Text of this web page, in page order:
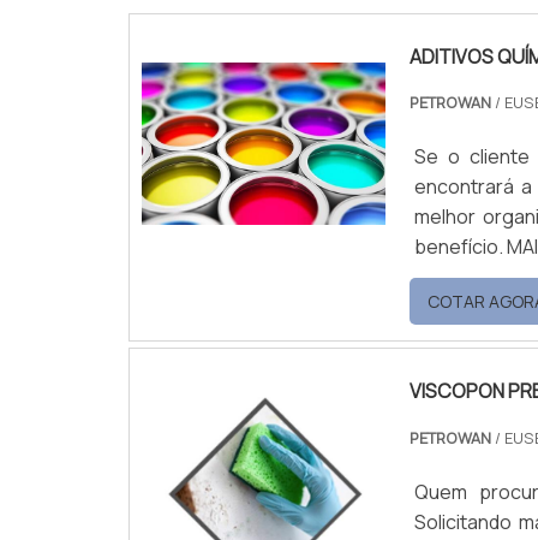
ADITIVOS
PETROWAN /
Se o cliente
encontrará
melhor
benefício. MAIS INFORMAÇÕES SOBRE ADITIVOS QUÍMICOS PARA TINTAS Quem
procura por
Petrowan.
que há de ...
COTAR
VISCOPON
PETROWAN /
Quem
Solicitando